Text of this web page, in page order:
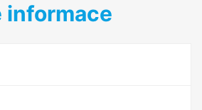
informace